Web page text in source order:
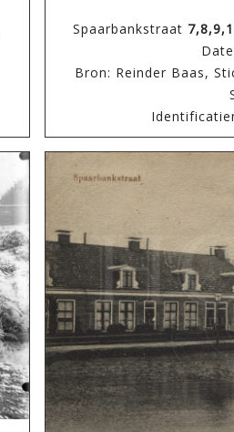
Spaarbankstraat
Bron: Reinder Baas,